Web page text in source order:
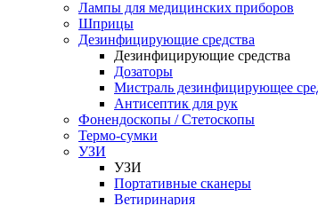
Лампы для медицинских приборов
Шприцы
Дезинфицирующие средства
Дезинфицирующие средства
Дозаторы
Мистраль дезинфицирующее
Антисептик для рук
Фонендоскопы / Стетоскопы
Термо-сумки
УЗИ
УЗИ
Портативные сканеры
Ветиринария